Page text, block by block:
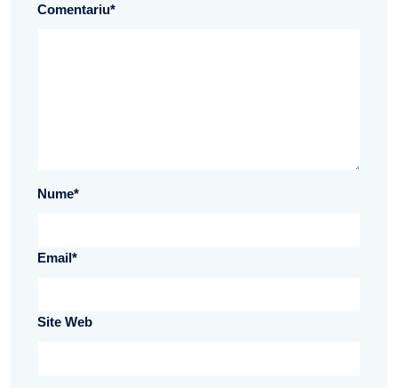
Comentariu*
Nume*
Email*
Site Web